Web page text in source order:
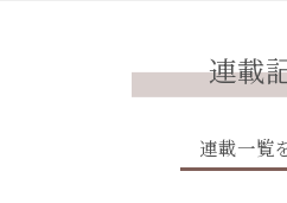
連載
連載一覧